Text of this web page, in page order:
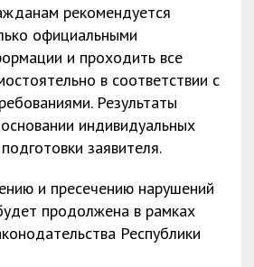
рекомендуется
официальными
и проходить все
в соответствии с
Результаты
индивидуальных
заявителя.
и пресечению нарушений
продолжена в рамках
Республики